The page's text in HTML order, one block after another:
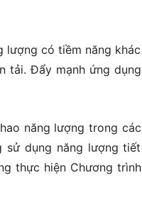
lượng có tiềm năng khác
tải. Đẩy mạnh ứng dụng
năng lượng trong các
sử dụng năng lượng tiết
thực hiện Chương trình